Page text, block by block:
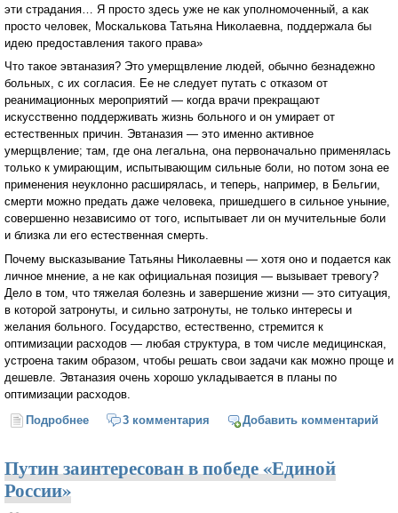
эти страдания… Я просто здесь уже не как уполномоченный, а как
просто человек, Москалькова Татьяна Николаевна, поддержала бы
идею предоставления такого права»
Что такое эвтаназия? Это умерщвление людей, обычно безнадежно
больных, с их согласия. Ее не следует путать с отказом от
реанимационных мероприятий — когда врачи прекращают
искусственно поддерживать жизнь больного и он умирает от
естественных причин. Эвтаназия — это именно активное
умерщвление; там, где она легальна, она первоначально применялась
только к умирающим, испытывающим сильные боли, но потом зона ее
применения неуклонно расширялась, и теперь, например, в Бельгии,
смерти можно предать даже человека, пришедшего в сильное уныние,
совершенно независимо от того, испытывает ли он мучительные боли
и близка ли его естественная смерть.
Почему высказывание Татьяны Николаевны — хотя оно и подается как
личное мнение, а не как официальная позиция — вызывает тревогу?
Дело в том, что тяжелая болезнь и завершение жизни — это ситуация,
в которой затронуты, и сильно затронуты, не только интересы и
желания больного. Государство, естественно, стремится к
оптимизации расходов — любая структура, в том числе медицинская,
устроена таким образом, чтобы решать свои задачи как можно проще и
дешевле. Эвтаназия очень хорошо укладывается в планы по
оптимизации расходов.
Подробнее о Право на чужую смерть (Сергей Худиев)
3 комментария Добавить комментарий
Путин заинтересован в победе «Единой
России»